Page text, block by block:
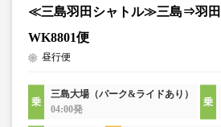
≪三島羽田シャトル≫三島⇒羽
WK8801便
昼行便
三島大場（パーク&ライドあり）
04:00発